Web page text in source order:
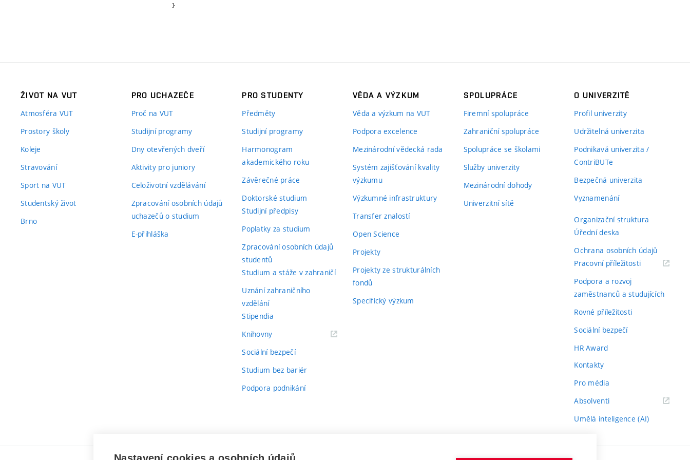
}
ŽIVOT NA VUT
Atmosféra VUT
Prostory školy
Koleje
Stravování
Sport na VUT
Studentský život
Brno
PRO UCHAZEČE
Proč na VUT
Studijní programy
Dny otevřených dveří
Aktivity pro juniory
Celoživotní vzdělávání
Zpracování osobních údajů
uchazečů o studium
E-přihláška
PRO STUDENTY
Předměty
Studijní programy
Harmonogram
akademického roku
Závěrečné práce
Doktorské studium
Studijní předpisy
Poplatky za studium
Zpracování osobních údajů
studentů
Studium a stáže v zahraničí
Uznání zahraničního
vzdělání
Stipendia
Knihovny(externí
Sociální bezpečí
Studium bez bariér
Podpora podnikání
VĚDA A VÝZKUM
Věda a výzkum na VUT
Podpora excelence
Mezinárodní vědecká rada
Systém zajišťování kvality
výzkumu
Výzkumné infrastruktury
Transfer znalostí
Open Science
Projekty
Projekty ze strukturálních
fondů
Specifický výzkum
SPOLUPRÁCE
Firemní spolupráce
Zahraniční spolupráce
Spolupráce se školami
Služby univerzity
Mezinárodní dohody
Univerzitní sítě
O UNIVERZITĚ
Profil univerzity
Udržitelná univerzita
Podnikavá univerzita /
ContriBUTe
Bezpečná univerzita
Vyznamenání
Organizační struktura
Úřední deska
Ochrana osobních údajů
Pracovní příležitosti(externí
Podpora a rozvoj
zaměstnanců a studujících
Rovné příležitosti
Sociální bezpečí
HR Award
Kontakty
Pro média
Absolventi(externí
Umělá inteligence (AI)